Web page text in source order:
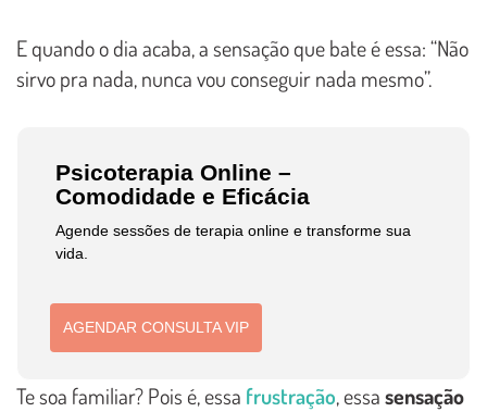
E quando o dia acaba, a sensação que bate é essa: “Não
sirvo pra nada, nunca vou conseguir nada mesmo”.
Psicoterapia Online –
Comodidade e Eficácia
Agende sessões de terapia online e transforme sua
vida.
AGENDAR CONSULTA VIP
Te soa familiar? Pois é, essa frustração, essasensação